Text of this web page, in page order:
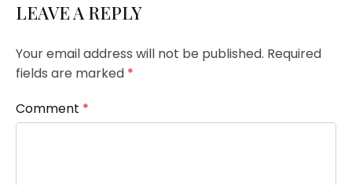
LEAVE A REPLY
Your email address will not be published. Required
fields are marked *
Comment *